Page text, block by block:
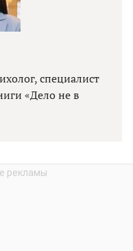
специалист
«Дело не в